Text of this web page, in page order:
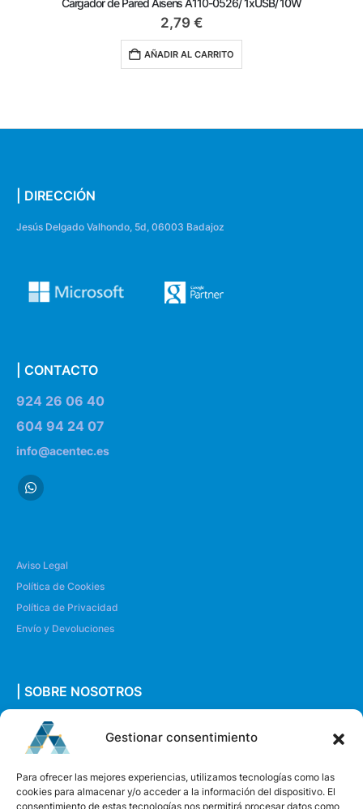
Gestionar consentimiento
Para ofrecer las mejores experiencias, utilizamos tecnologías como las
cookies para almacenar y/o acceder a la información del dispositivo. El
consentimiento de estas tecnologías nos permitirá procesar datos como
Cargador de Pared Aisens A110-0526/ 1xUSB/ 10W
2,79 €
AÑADIR AL CARRITO
| DIRECCIÓN
Jesús Delgado Valhondo, 5d, 06003 Badajoz
| CONTACTO
924 26 06 40
604 94 24 07
info@acentec.es
Aviso Legal
Política de Cookies
Política de Privacidad
Envío y Devoluciones
| SOBRE NOSOTROS
Quiénes somos
Envíanos un mensaje